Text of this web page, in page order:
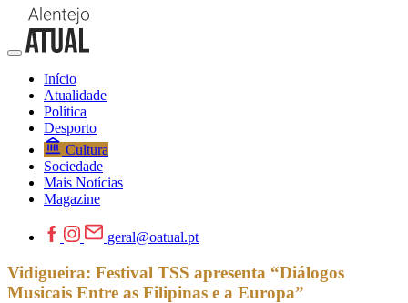
Início
Atualidade
Política
Desporto
Cultura
Sociedade
Mais Notícias
Magazine
geral@oatual.pt
Vidigueira: Festival TSS apresenta “Diálogos
Musicais Entre as Filipinas e a Europa”